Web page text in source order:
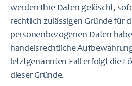
werden Ihre Daten gelöscht,
rechtlich zulässigen Gründe für
personenbezogenen Daten
handelsrechtliche
letztgenannten Fall erfolgt die
dieser Gründe.